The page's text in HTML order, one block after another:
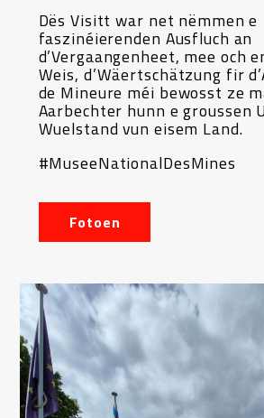
Dës Visitt war net nëmmen e
faszinéierenden Ausfluch an
d’Vergaangenheet, mee och
Weis, d’Wäertschätzung fir
de Mineure méi bewosst ze
Aarbechter hunn e groussen
Wuelstand vun eisem Land.
#MuseeNationalDesMines
Fotoen